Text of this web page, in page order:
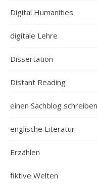
Digital Humanities
digitale Lehre
Dissertation
Distant Reading
einen Sachblog schreiben
englische Literatur
Erzählen
fiktive Welten